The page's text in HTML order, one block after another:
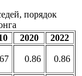
порядок
2020 2022
0.86 0.86